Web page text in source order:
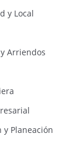
y Local
Arriendos
y Planeación